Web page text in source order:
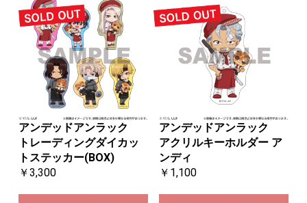
アンデッドアンラック
トレーディングダイカッ
トステッカー(BOX)
￥3,300
アンデッドアンラック
アクリルキーホルダー ア
ンディ
￥1,100